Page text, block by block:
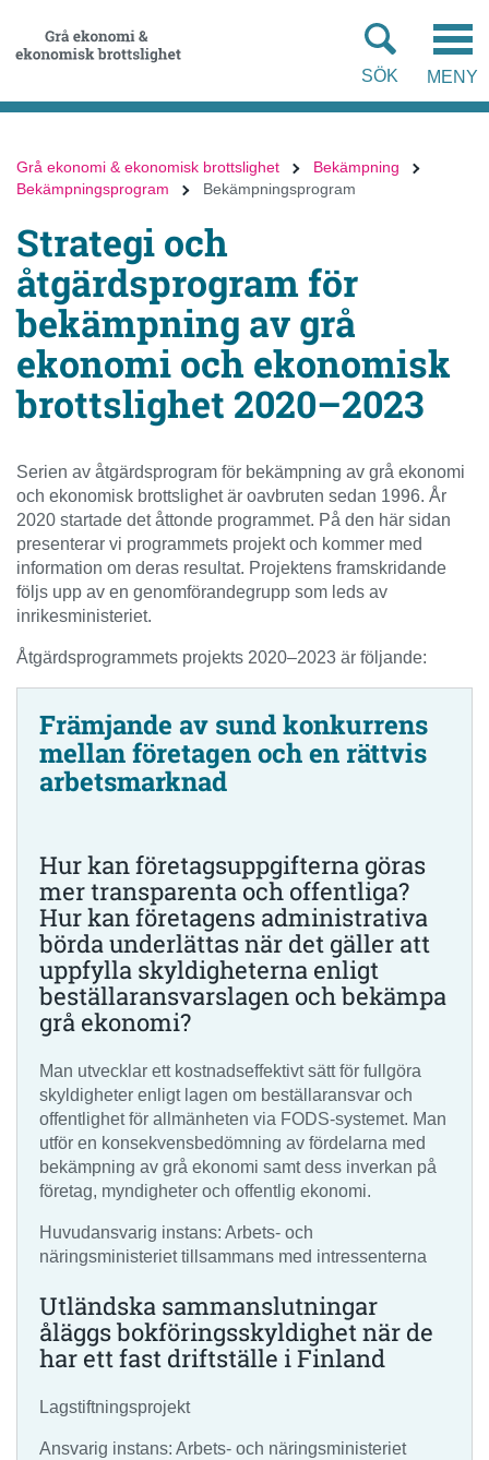
direkt
till
hela
sökning
MENY
SÖK
Grå ekonomi & ekonomisk brottslighet
Bekämpning
Bekämpningsprogram
Bekämpningsprogram
Strategi och
åtgärdsprogram för
bekämpning av grå
ekonomi och ekonomisk
brottslighet 2020–2023
Serien av åtgärdsprogram för bekämpning av grå ekonomi
och ekonomisk brottslighet är oavbruten sedan 1996. År
2020 startade det åttonde programmet. På den här sidan
presenterar vi programmets projekt och kommer med
information om deras resultat. Projektens framskridande
följs upp av en genomförandegrupp som leds av
inrikesministeriet.
Åtgärdsprogrammets projekts 2020–2023 är följande:
Främjande av sund konkurrens
mellan företagen och en rättvis
arbetsmarknad
Hur kan företagsuppgifterna göras
mer transparenta och offentliga?
Hur kan företagens administrativa
börda underlättas när det gäller att
uppfylla skyldigheterna enligt
beställaransvarslagen och bekämpa
grå ekonomi?
Man utvecklar ett kostnadseffektivt sätt för fullgöra
skyldigheter enligt lagen om beställaransvar och
offentlighet för allmänheten via FODS-systemet. Man
utför en konsekvensbedömning av fördelarna med
bekämpning av grå ekonomi samt dess inverkan på
företag, myndigheter och offentlig ekonomi.
Huvudansvarig instans: Arbets- och
näringsministeriet tillsammans med intressenterna
Utländska sammanslutningar
åläggs bokföringsskyldighet när de
har ett fast driftställe i Finland
Lagstiftningsprojekt
Ansvarig instans: Arbets- och näringsministeriet